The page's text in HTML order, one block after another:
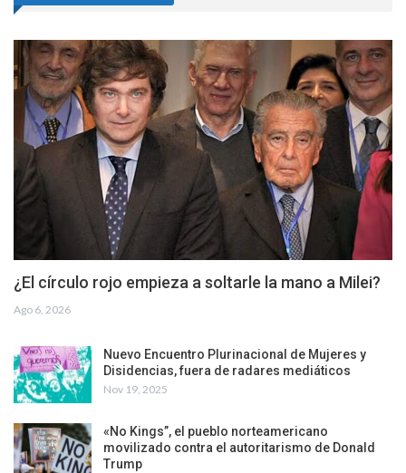
¿El círculo rojo empieza a soltarle la mano a Milei?
Ago 6, 2026
Nuevo Encuentro Plurinacional de Mujeres y
Disidencias, fuera de radares mediáticos
Nov 19, 2025
«No Kings”, el pueblo norteamericano
movilizado contra el autoritarismo de Donald
Trump